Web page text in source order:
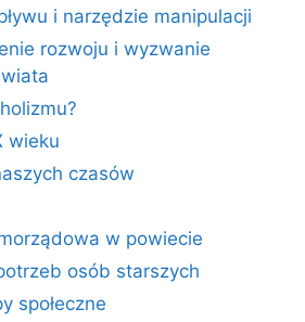
i narzędzie manipulacji
rozwoju i wyzwanie
wieku
czasów
w powiecie
osób starszych
społeczne